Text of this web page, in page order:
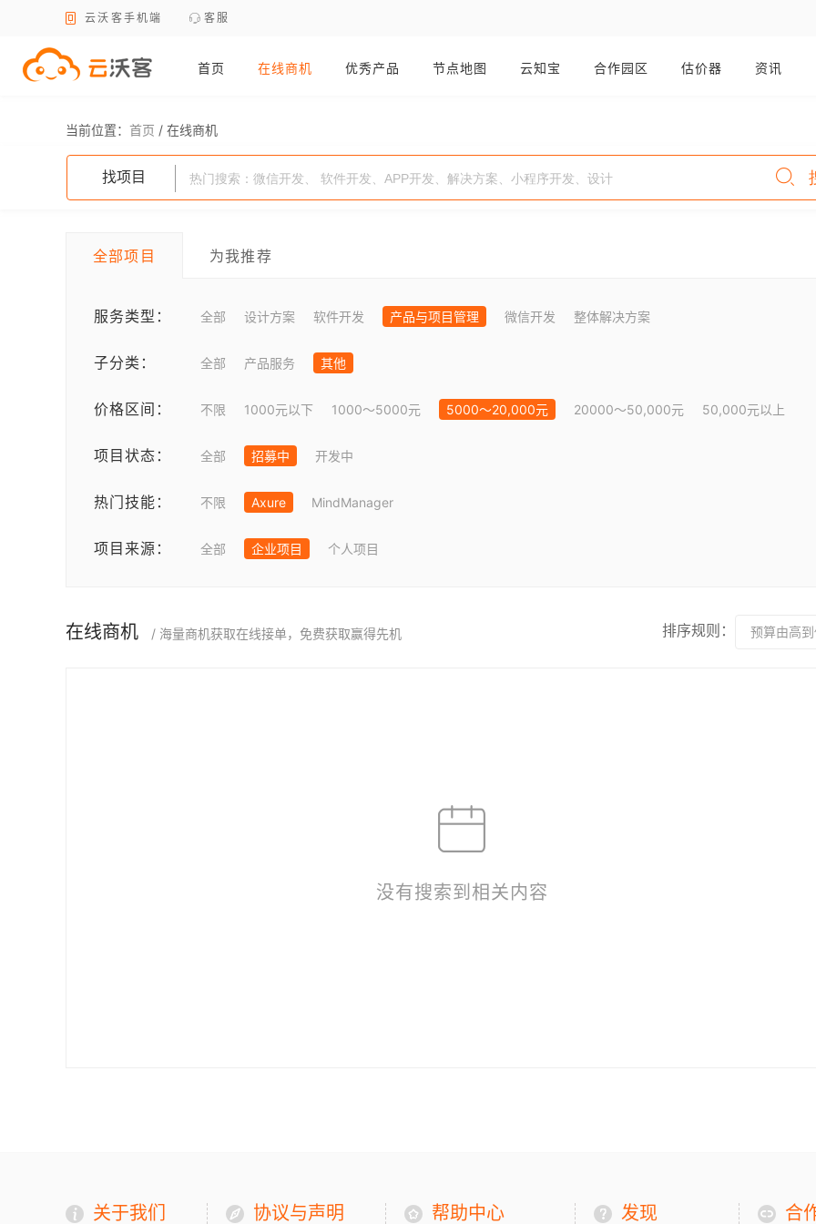
云沃客手机端 客服
首页 在线商机 优秀产品 节点地图 云知宝 合作园区 估价器 资讯
当前位置： 首页 / 在线商机
找项目
全部项目 为我推荐
服务类型： 全部 设计方案 软件开发 产品与项目管理 微信开发 整体解决方案
子分类： 全部 产品服务 其他
价格区间： 不限 1000元以下 1000～5000元 5000～20,000元 20000～50,000元 50,000元以上
项目状态： 全部 招募中 开发中
热门技能： 不限 Axure MindManager
项目来源： 全部 企业项目 个人项目
在线商机 / 海量商机获取在线接单，免费获取赢得先机 排序规则： 预算由高
没有搜索到相关内容
关于我们 协议与声明 帮助中心 发现 合